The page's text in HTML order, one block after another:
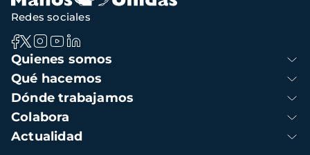
Navegación
principal
Quienes somos
Qué hacemos
Dónde trabajamos
Colabora
Actualidad
Redes sociales